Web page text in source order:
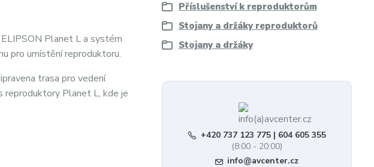
Planet L a systém
pro umístění reproduktoru.
trasa pro vedení
reproduktory Planet L, kde je
Příslušenství k reproduktorům
Stojany a držáky reproduktorů
Stojany a držáky
+420 737 123 775 | 604 605 355
(8:00 - 20:00)
info@avcenter.cz